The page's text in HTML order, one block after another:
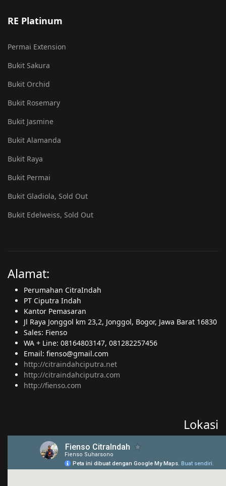
RE Platinum
Permai Extension
Bukit Sakura
Bukit Orchid
Bukit Rosemary
Bukit Jasmine
Bukit Alamanda
Bukit Raya
Bukit Permai
Bukit Gladiola, Sold Out
Bukit Edelweiss, Sold Out
Alamat:
Perumahan CitraIndah
PT Ciputra Indah
Kantor Pemasaran
Jl Raya Jonggol km 23,2, Jonggol, Bogor, Jawa Barat 16830
Sales: Fienso
WA + Line: 08164803147, 081282257456
Email: fienso@gmail.com
http://citraindahciputra.net
http://citraindahciputra.com
http://fienso.com
Lokasi